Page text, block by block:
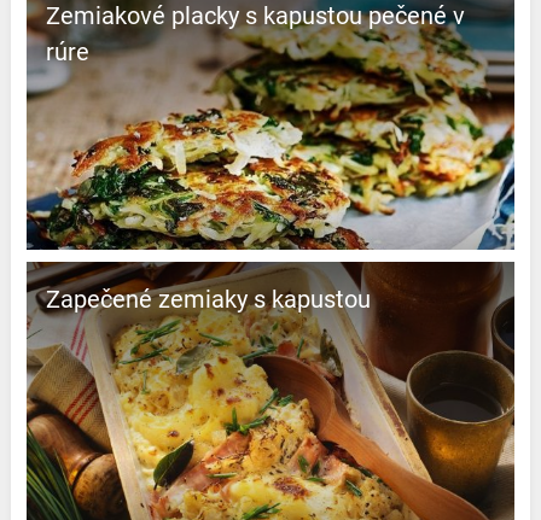
Zemiakové placky s kapustou pečené v
rúre
Zapečené zemiaky s kapustou